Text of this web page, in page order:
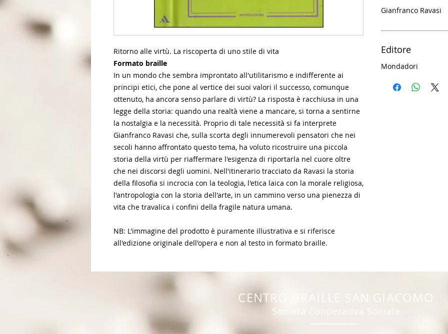
Ritorno alle virtù. La riscoperta di uno stile di vita
Formato braille
In un mondo che sembra improntato all'utilitarismo e indifferente ai
principi etici, che pone al vertice dei suoi valori il successo, comunque
ottenuto, ha ancora senso parlare di virtù? La risposta è racchiusa in una
legge della storia: quando una realtà viene a mancare, si torna a sentirne
la nostalgia e la necessità. Proprio di tale necessità si fa interprete
Gianfranco Ravasi che, sulla scorta degli innumerevoli pensatori che nei
secoli hanno affrontato questo tema, ha voluto ricostruire una piccola
storia della virtù per riaffermare l'esigenza di riportarla nel cuore oltre
che nei discorsi degli uomini. Nell'itinerario tracciato da Ravasi la storia
della filosofia si incrocia con la teologia, l'etica laica con la morale religiosa,
l'antropologia con la storia dell'arte, in un cammino verso una pienezza di
vita che travalica i confini della fragile natura umana.
NB: L'immagine del prodotto è puramente illustrativa e si riferisce
all'edizione originale dell'opera e non al testo in formato braille.
Gianfranco Ravasi
Editore
Mondadori
CENTR O BRAILLE SAN GIACOMO
Società Cooperativa Sociale